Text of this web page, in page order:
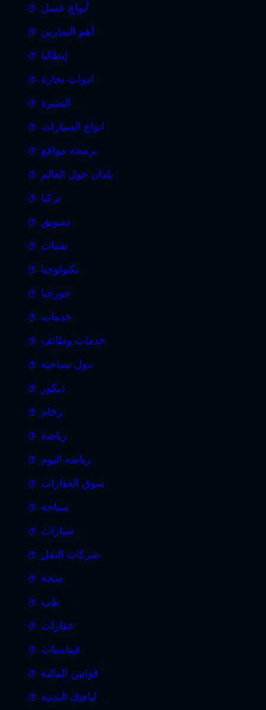
أنواع عسل
أهم التمارين
إيطاليا
ادوات نجارة
البشرة
انواع السيارات
برمجة مواقع
بلدان حول العالم
تركيا
تسويق
تقنيات
تكنولوجيا
جورجيا
خدمات
خدمات وظائف
دول سياحية
ديكور
رخام
رياضة
رياضه اليوم
سوق العقارات
سياحة
سيارات
شركات النقل
صحة
طب
عقارات
فيتامينات
قوانين المالية
لياقتك البدنية